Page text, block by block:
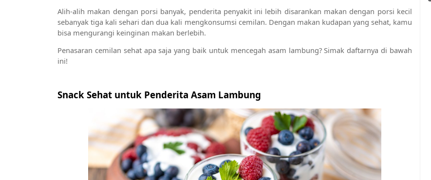
Alih-alih makan dengan porsi banyak, penderita penyakit ini lebih disarankan makan dengan porsi kecil
sebanyak tiga kali sehari dan dua kali mengkonsumsi cemilan. Dengan makan kudapan yang sehat, kamu
bisa mengurangi keinginan makan berlebih.
Penasaran cemilan sehat apa saja yang baik untuk mencegah asam lambung? Simak daftarnya di bawah
ini!
Snack Sehat untuk Penderita Asam Lambung